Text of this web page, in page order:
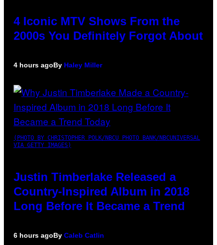
4 Iconic MTV Shows From the
2000s You Definitely Forgot About
4 hours agoBy Haley Miller
(PHOTO BY CHRISTOPHER POLK/NBCU PHOTO BANK/NBCUNIVERSAL
VIA GETTY IMAGES)
Justin Timberlake Released a
Country-Inspired Album in 2018
Long Before It Became a Trend
6 hours agoBy Caleb Catlin